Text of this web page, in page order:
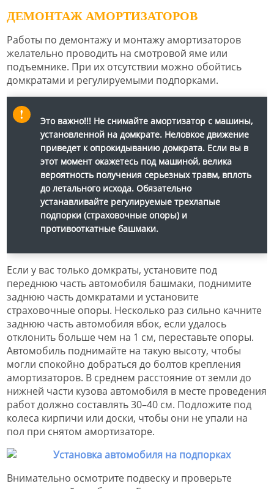
ДЕМОНТАЖ АМОРТИЗАТОРОВ
Работы по демонтажу и монтажу амортизаторов
желательно проводить на смотровой яме или
подъемнике. При их отсутствии можно обойтись
домкратами и регулируемыми подпорками.
Это важно!!! Не снимайте амортизатор с машины,
установленной на домкрате. Неловкое движение
приведет к опрокидыванию домкрата. Если вы в
этот момент окажетесь под машиной, велика
вероятность получения серьезных травм, вплоть
до летального исхода. Обязательно
устанавливайте регулируемые трехлапые
подпорки (страховочные опоры) и
противооткатные башмаки.
Если у вас только домкраты, установите под
переднюю часть автомобиля башмаки, поднимите
заднюю часть домкратами и установите
страховочные опоры. Несколько раз сильно качните
заднюю часть автомобиля вбок, если удалось
отклонить больше чем на 1 см, переставьте опоры.
Автомобиль поднимайте на такую высоту, чтобы
могли спокойно добраться до болтов крепления
амортизаторов. В среднем расстояние от земли до
нижней части кузова автомобиля в месте проведения
работ должно составлять 30–40 см. Подложите под
колеса кирпичи или доски, чтобы они не упали на
пол при снятом амортизаторе.
Внимательно осмотрите подвеску и проверьте